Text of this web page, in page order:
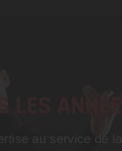
LES ANNÉES
au service de la